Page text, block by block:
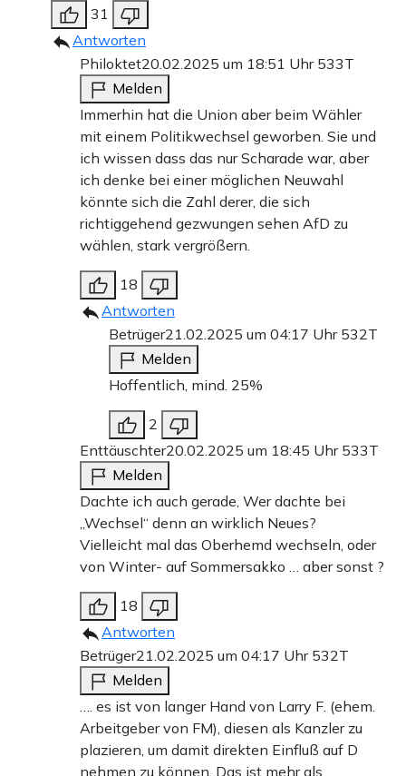
31
Antworten
Philoktet20.02.2025 um 18:51 Uhr 533T
Melden
Immerhin hat die Union aber beim Wähler
mit einem Politikwechsel geworben. Sie und
ich wissen dass das nur Scharade war, aber
ich denke bei einer möglichen Neuwahl
könnte sich die Zahl derer, die sich
richtiggehend gezwungen sehen AfD zu
wählen, stark vergrößern.
18
Antworten
Betrüger21.02.2025 um 04:17 Uhr 532T
Melden
Hoffentlich, mind. 25%
2
Enttäuschter20.02.2025 um 18:45 Uhr 533T
Melden
Dachte ich auch gerade, Wer dachte bei
„Wechsel“ denn an wirklich Neues?
Vielleicht mal das Oberhemd wechseln, oder
von Winter- auf Sommersakko … aber sonst ?
18
Antworten
Betrüger21.02.2025 um 04:17 Uhr 532T
Melden
…. es ist von langer Hand von Larry F. (ehem.
Arbeitgeber von FM), diesen als Kanzler zu
plazieren, um damit direkten Einfluß auf D
nehmen zu können. Das ist mehr als